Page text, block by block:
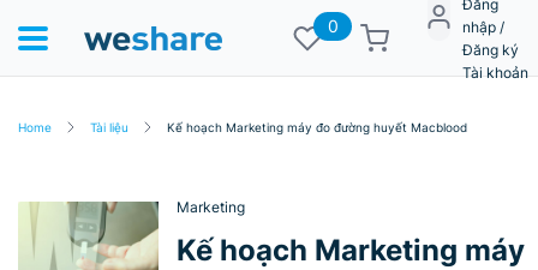
0
Đăng
nhập /
Đăng ký
Tài khoản
Home Tài liệu Kế hoạch Marketing máy đo đường huyết Macblood
Marketing
Kế hoạch Marketing máy